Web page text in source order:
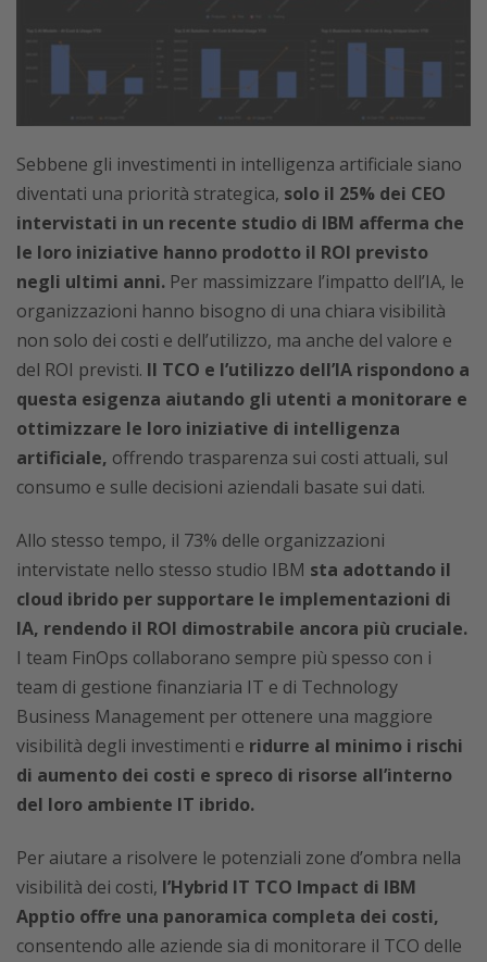
Sebbene gli investimenti in intelligenza artificiale siano
diventati una priorità strategica, solo il 25% dei CEO
intervistati in un recente studio di IBM afferma che
le loro iniziative hanno prodotto il ROI previsto
negli ultimi anni. Per massimizzare l’impatto dell’IA, le
organizzazioni hanno bisogno di una chiara visibilità
non solo dei costi e dell’utilizzo, ma anche del valore e
del ROI previsti. Il TCO e l’utilizzo dell’IA rispondono a
questa esigenza aiutando gli utenti a monitorare e
ottimizzare le loro iniziative di intelligenza
artificiale, offrendo trasparenza sui costi attuali, sul
consumo e sulle decisioni aziendali basate sui dati.
Allo stesso tempo, il 73% delle organizzazioni
intervistate nello stesso studio IBM sta adottando il
cloud ibrido per supportare le implementazioni di
IA, rendendo il ROI dimostrabile ancora più cruciale.
I team FinOps collaborano sempre più spesso con i
team di gestione finanziaria IT e di Technology
Business Management per ottenere una maggiore
visibilità degli investimenti e ridurre al minimo i rischi
di aumento dei costi e spreco di risorse all’interno
del loro ambiente IT ibrido.
Per aiutare a risolvere le potenziali zone d’ombra nella
visibilità dei costi, l’Hybrid IT TCO Impact di IBM
Apptio offre una panoramica completa dei costi,
consentendo alle aziende sia di monitorare il TCO delle